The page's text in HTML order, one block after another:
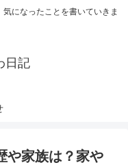
になったことを書いていきま
日記
や家族は？家や